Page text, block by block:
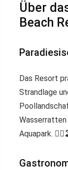
Über
Beach
Das Resort
Strandlage
Aquapark.